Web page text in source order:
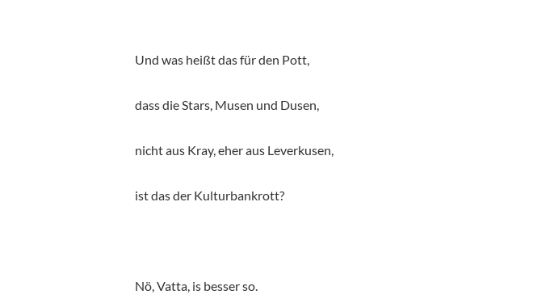
Und was heißt das für den Pott,
dass die Stars, Musen und Dusen,
nicht aus Kray, eher aus Leverkusen,
ist das der Kulturbankrott?
Nö, Vatta, is besser so.